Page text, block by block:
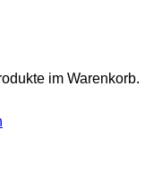
im Warenkorb.